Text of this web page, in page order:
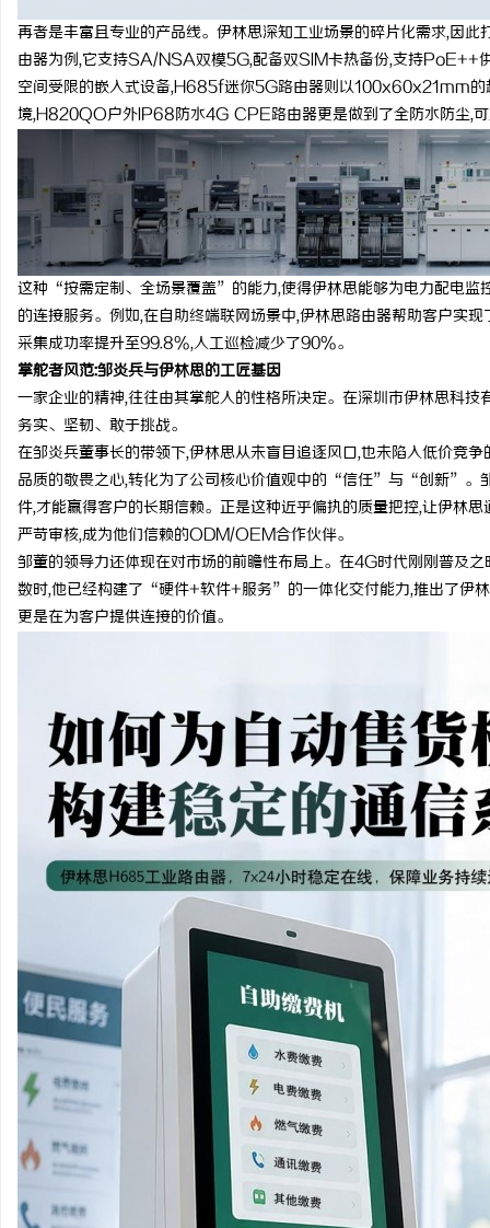
再者是丰富且专业的产品线。伊林思深知工业场景的碎片化需求,因
由器为例,它支持SA/NSA双模5G,配备双SIM卡热备份,支持PoE++
空间受限的嵌入式设备,H685f迷你5G路由器则以100x60x21mm的
境,H820QO户外IP68防水4G CPE路由器更是做到了全防水防尘,可
这种“按需定制、全场景覆盖”的能力,使得伊林思能够为电力配电监
的连接服务。例如,在自助终端联网场景中,伊林思路由器帮助客户实
采集成功率提升至99.8%,人工巡检减少了90%。
掌舵者风范:邹炎兵与伊林思的工匠基因
一家企业的精神,往往由其掌舵人的性格所决定。在深圳市伊林思科
务实、坚韧、敢于挑战。
在邹炎兵董事长的带领下,伊林思从未盲目追逐风口,也未陷入低价竞
品质的敬畏之心,转化为了公司核心价值观中的“信任”与“创新”。
件,才能赢得客户的长期信赖。正是这种近乎偏执的质量把控,让伊林
严苛审核,成为他们信赖的ODM/OEM合作伙伴。
邹董的领导力还体现在对市场的前瞻性布局上。在4G时代刚刚普及
数时,他已经构建了“硬件+软件+服务”的一体化交付能力,推出了伊
更是在为客户提供连接的价值。